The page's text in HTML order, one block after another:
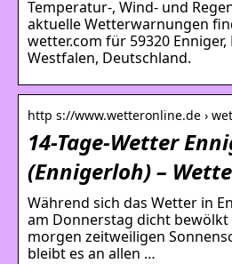
Temperatur-, Wind- und
aktuelle Wetterwarnungen
wetter.com für 59320
Westfalen, Deutschland.
http s://www.wetteronline.de ›
14-Tage-Wetter
(Ennigerloh) –
Während sich das Wetter in
am Donnerstag dicht bewölkt
morgen zeitweiligen
bleibt es an allen …